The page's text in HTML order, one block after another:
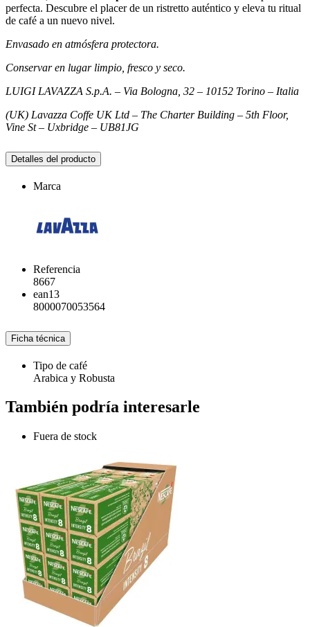
perfecta. Descubre el placer de un ristretto auténtico y eleva tu ritual
de café a un nuevo nivel.
Envasado en atmósfera protectora.
Conservar en lugar limpio, fresco y seco.
LUIGI LAVAZZA S.p.A. – Via Bologna, 32 – 10152 Torino – Italia
(UK) Lavazza Coffe UK Ltd – The Charter Building – 5th Floor,
Vine St – Uxbridge – UB81JG
Detalles del producto
Marca
Referencia
8667
ean13
8000070053564
Ficha técnica
Tipo de café
Arabica y Robusta
También podría interesarle
Fuera de stock